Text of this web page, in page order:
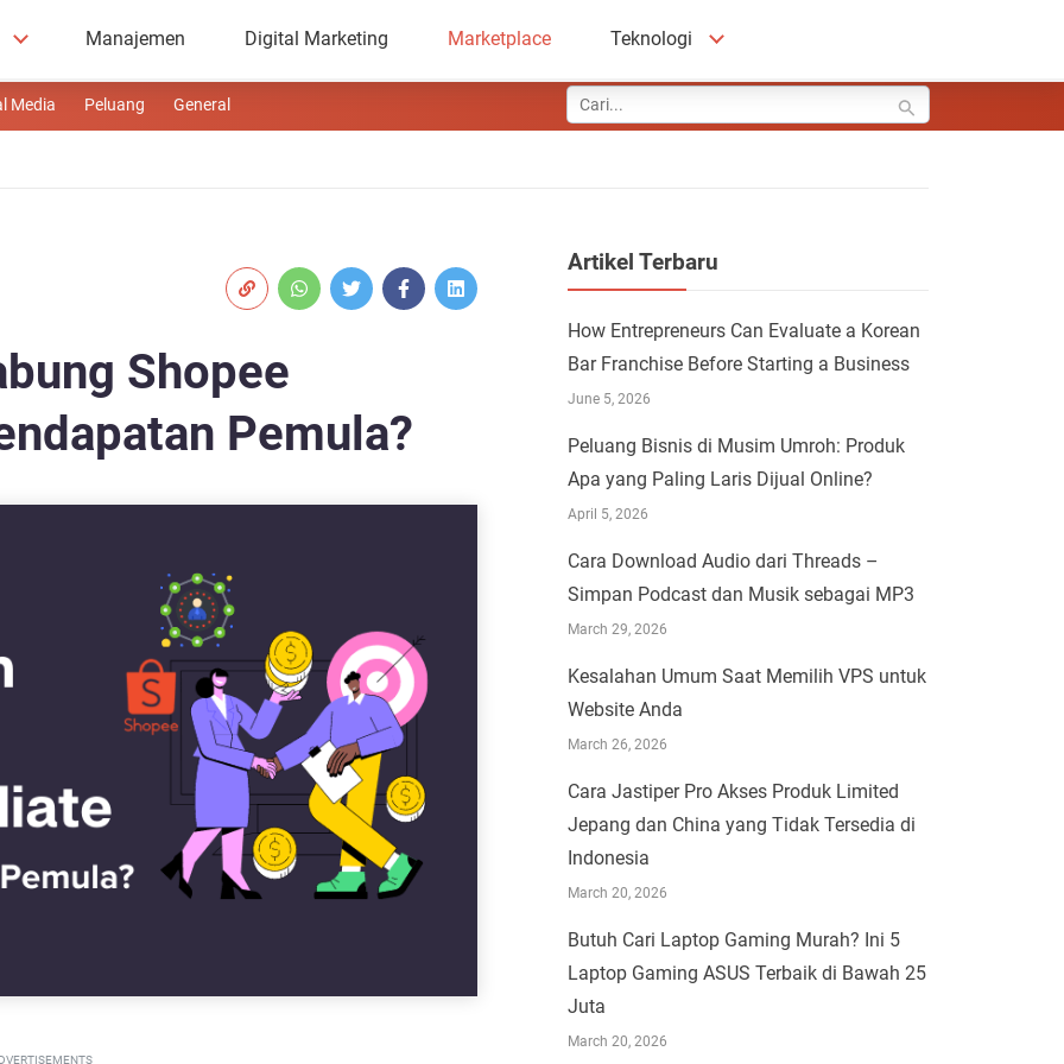
Manajemen Digital Marketing Marketplace Teknologi
Media Peluang General
Shopee
Pemula?
Artikel Terbaru
How Entrepreneurs Can Evaluate a Korean
Bar Franchise Before Starting a Business
June 5, 2026
Peluang Bisnis di Musim Umroh: Produk
Apa yang Paling Laris Dijual Online?
April 5, 2026
Cara Download Audio dari Threads –
Simpan Podcast dan Musik sebagai MP3
March 29, 2026
Kesalahan Umum Saat Memilih VPS untuk
Website Anda
March 26, 2026
Cara Jastiper Pro Akses Produk Limited
Jepang dan China yang Tidak Tersedia di
Indonesia
March 20, 2026
Butuh Cari Laptop Gaming Murah? Ini 5
Laptop Gaming ASUS Terbaik di Bawah 25
Juta
March 20, 2026